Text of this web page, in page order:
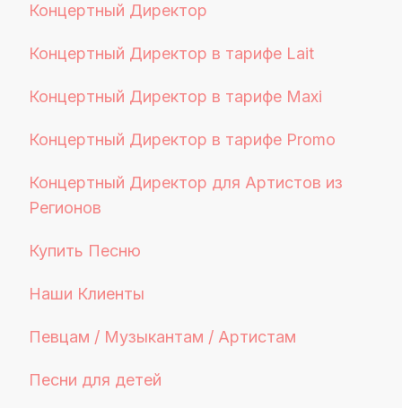
Концертный Директор
Концертный Директор в тарифе Lait
Концертный Директор в тарифе Maxi
Концертный Директор в тарифе Promo
Концертный Директор для Артистов из
Регионов
Купить Песню
Наши Клиенты
Певцам / Музыкантам / Артистам
Песни для детей